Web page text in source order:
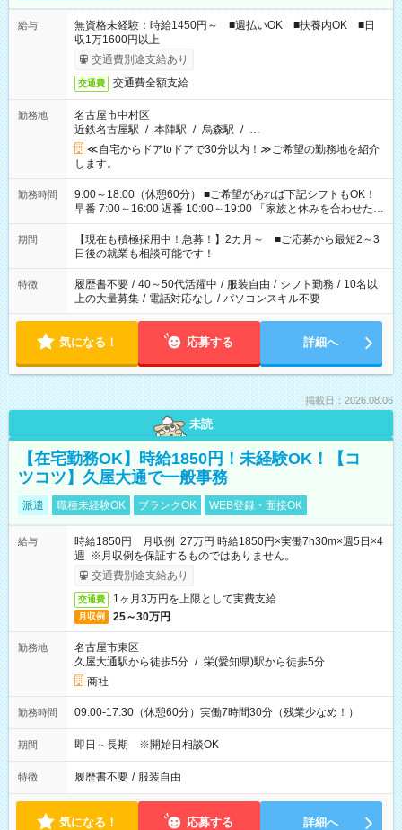
給与
無資格未経験：時給1450円～ ■週払いOK ■扶養内OK ■日
収1万1600円以上
交通費別途支給あり
交通費 交通費全額支給
勤務地
名古屋市中村区
近鉄名古屋駅 / 本陣駅 / 烏森駅 / …
≪自宅からドアtoドアで30分以内！≫ご希望の勤務地を紹介
します。
勤務時間
9:00～18:00（休憩60分） ■ご希望があれば下記シフトもOK！
早番 7:00～16:00 遅番 10:00～19:00 「家族と休みを合わせた
い」 「余裕を持って夕飯の準備がしたい」 「できれば残業はし
たくない」 など、ご希望を教えてくださいね。 ※Wワーク希望
の方へ 今ご覧のお仕事で希望する勤務時間と、もう1つのお仕事
の勤務時間。 合計で週40時間を超える場合は応募できません。
期間
【現在も積極採用中！急募！】2カ月～ ■ご応募から最短2～3
日後の就業も相談可能です！
特徴 履歴書不要 / 40～50代活躍中 / 服装自由 / シフト勤務 / 10名以
上の大量募集 / 電話対応なし / パソコンスキル不要
気になる！ 応募する 詳細へ
掲載日：2026.08.06
未読
【在宅勤務OK】時給1850円！未経験OK！【コ
ツコツ】久屋大通で一般事務
派遣 職種未経験OK ブランクOK WEB登録・面接OK
給与
時給1850円 月収例 27万円 時給1850円×実働7h30m×週5日×4
週 ※月収例を保証するものではありません。
交通費別途支給あり
交通費 1ヶ月3万円を上限として実費支給
月収例 25～30万円
勤務地
名古屋市東区
久屋大通駅から徒歩5分 / 栄(愛知県)駅から徒歩5分
商社
勤務時間 09:00-17:30（休憩60分）実働7時間30分（残業少なめ！）
期間 即日～長期 ※開始日相談OK
特徴 履歴書不要 / 服装自由
気になる！ 応募する 詳細へ